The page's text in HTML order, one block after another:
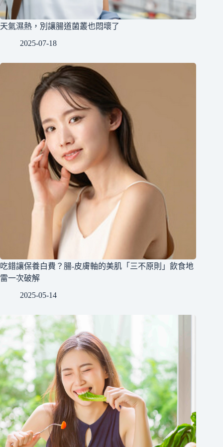
天氣濕熱，別讓腸道菌叢也悶壞了
2025-07-18
吃錯讓保養白費？腸-皮膚軸的美肌「三不原則」飲食地
雷一次破解
2025-05-14